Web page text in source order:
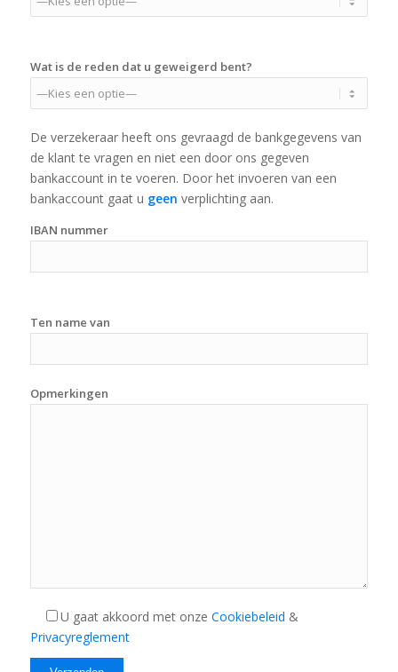
Wat is de reden dat u geweigerd bent?
De verzekeraar heeft ons gevraagd de bankgegevens van
de klant te vragen en niet een door ons gegeven
bankaccount in te voeren. Door het invoeren van een
bankaccount gaat u geen verplichting aan.
IBAN nummer
Ten name van
Opmerkingen
U gaat akkoord met onze Cookiebeleid &
Privacyreglement